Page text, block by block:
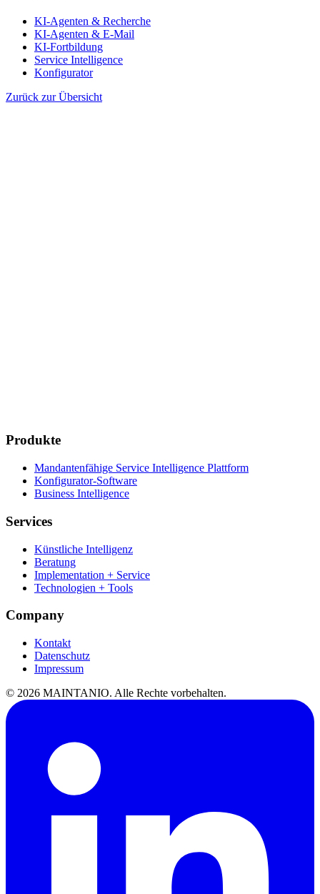
KI-Agenten & Recherche
KI-Agenten & E-Mail
KI-Fortbildung
Service Intelligence
Konfigurator
Zurück zur Übersicht
Produkte
Mandantenfähige Service Intelligence Plattform
Konfigurator-Software
Business Intelligence
Services
Künstliche Intelligenz
Beratung
Implementation + Service
Technologien + Tools
Company
Kontakt
Datenschutz
Impressum
© 2026 MAINTANIO. Alle Rechte vorbehalten.